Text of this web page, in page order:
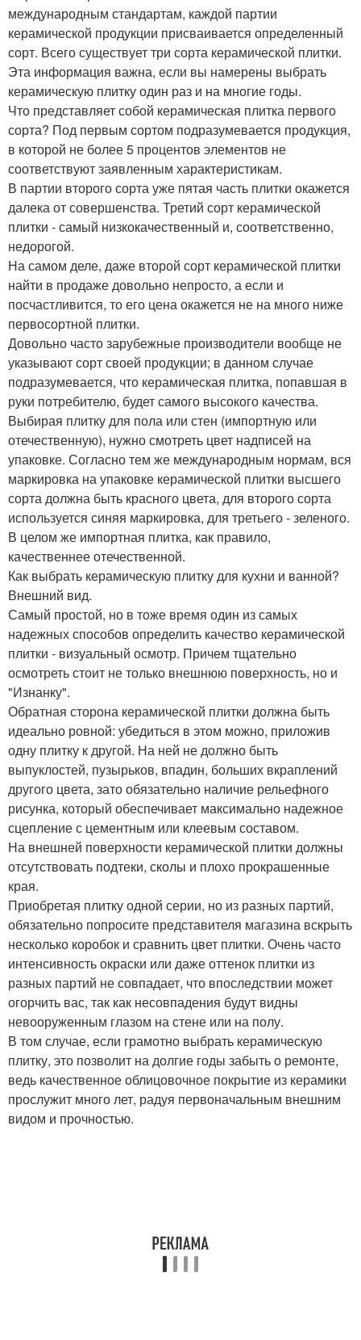
международным стандартам, каждой партии
керамической продукции присваивается определенный
сорт. Всего существует три сорта керамической плитки.
Эта информация важна, если вы намерены выбрать
керамическую плитку один раз и на многие годы.
Что представляет собой керамическая плитка первого
сорта? Под первым сортом подразумевается продукция,
в которой не более 5 процентов элементов не
соответствуют заявленным характеристикам.
В партии второго сорта уже пятая часть плитки окажется
далека от совершенства. Третий сорт керамической
плитки - самый низкокачественный и, соответственно,
недорогой.
На самом деле, даже второй сорт керамической плитки
найти в продаже довольно непросто, а если и
посчастливится, то его цена окажется не на много ниже
первосортной плитки.
Довольно часто зарубежные производители вообще не
указывают сорт своей продукции; в данном случае
подразумевается, что керамическая плитка, попавшая в
руки потребителю, будет самого высокого качества.
Выбирая плитку для пола или стен (импортную или
отечественную), нужно смотреть цвет надписей на
упаковке. Согласно тем же международным нормам, вся
маркировка на упаковке керамической плитки высшего
сорта должна быть красного цвета, для второго сорта
используется синяя маркировка, для третьего - зеленого.
В целом же импортная плитка, как правило,
качественнее отечественной.
Как выбрать керамическую плитку для кухни и ванной?
Внешний вид.
Самый простой, но в тоже время один из самых
надежных способов определить качество керамической
плитки - визуальный осмотр. Причем тщательно
осмотреть стоит не только внешнюю поверхность, но и
"Изнанку".
Обратная сторона керамической плитки должна быть
идеально ровной: убедиться в этом можно, приложив
одну плитку к другой. На ней не должно быть
выпуклостей, пузырьков, впадин, больших вкраплений
другого цвета, зато обязательно наличие рельефного
рисунка, который обеспечивает максимально надежное
сцепление с цементным или клеевым составом.
На внешней поверхности керамической плитки должны
отсутствовать подтеки, сколы и плохо прокрашенные
края.
Приобретая плитку одной серии, но из разных партий,
обязательно попросите представителя магазина вскрыть
несколько коробок и сравнить цвет плитки. Очень часто
интенсивность окраски или даже оттенок плитки из
разных партий не совпадает, что впоследствии может
огорчить вас, так как несовпадения будут видны
невооруженным глазом на стене или на полу.
В том случае, если грамотно выбрать керамическую
плитку, это позволит на долгие годы забыть о ремонте,
ведь качественное облицовочное покрытие из керамики
прослужит много лет, радуя первоначальным внешним
видом и прочностью.